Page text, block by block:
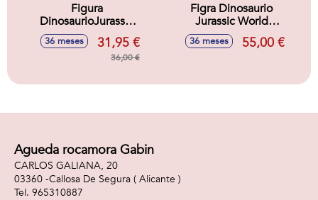
Figura
DinosaurioJurassic
World Carnotaurus
22x22x10 cm
36 meses 31,95 €
36,00 €
Figra Dinosaurio
Jurassic World
Dinosaurio
Giganotosaurus.
36 meses 55,00 €
Agueda rocamora Gabin
CARLOS GALIANA, 20
03360 -Callosa De Segura ( Alicante )
965310887